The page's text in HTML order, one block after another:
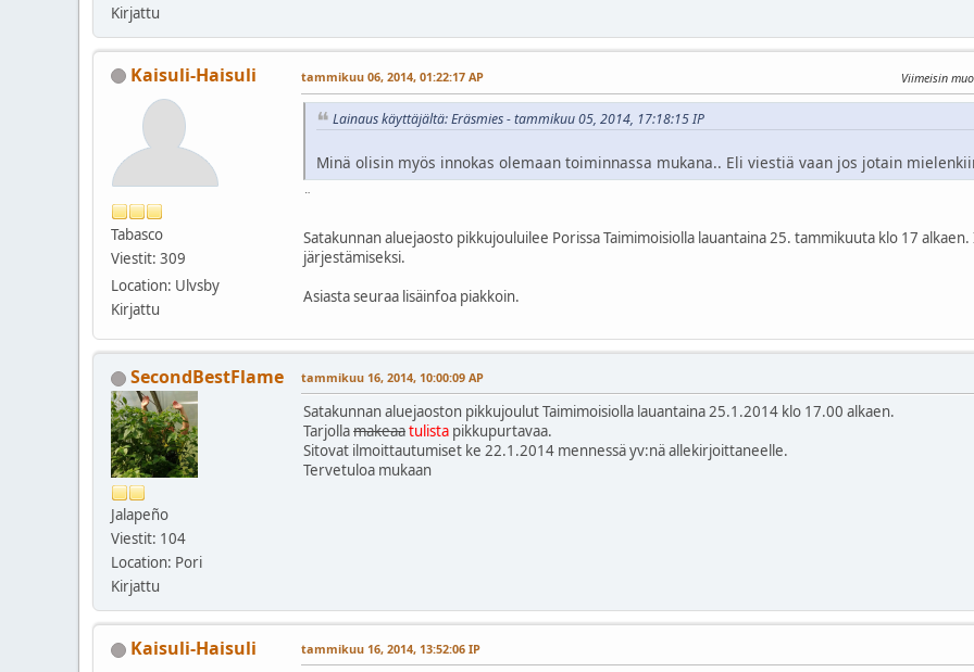
Kirjattu
Kaisuli-Haisuli
Tabasco
Viestit: 309
Location: Ulvsby
Kirjattu
tammikuu 06, 2014, 01:22:17 AP Viimeisin
Lainaus käyttäjältä: Eräsmies - tammikuu 05, 2014, 17:18:15 IP
Minä olisin myös innokas olemaan toiminnassa mukana.. Eli viestiä vaan jos jotain
¨
Satakunnan aluejaosto pikkujouluilee Porissa Taimimoisiolla lauantaina 25. tammikuuta klo 17
järjestämiseksi.
Asiasta seuraa lisäinfoa piakkoin.
SecondBestFlame
Jalapeño
Viestit: 104
Location: Pori
Kirjattu
tammikuu 16, 2014, 10:00:09 AP
Satakunnan aluejaoston pikkujoulut Taimimoisiolla lauantaina 25.1.2014 klo 17.00 alkaen.
Tarjollamakeaatulista pikkupurtavaa.
Sitovat ilmoittautumiset ke 22.1.2014 mennessä yv:nä allekirjoittaneelle.
Tervetuloa mukaan
Kaisuli-Haisuli tammikuu 16, 2014, 13:52:06 IP